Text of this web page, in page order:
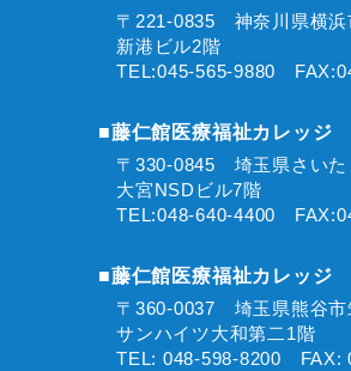
〒221-0835 神奈川県横
新港ビル2階
TEL:045-565-9880
■藤仁館医療福祉カレッジ
〒330-0845 埼玉県さい
大宮NSDビル7階
TEL:048-640-4400
■藤仁館医療福祉カレッジ
〒360-0037 埼玉県熊谷
サンハイツ大和第二1階
TEL: 048-598-8200 FAX: